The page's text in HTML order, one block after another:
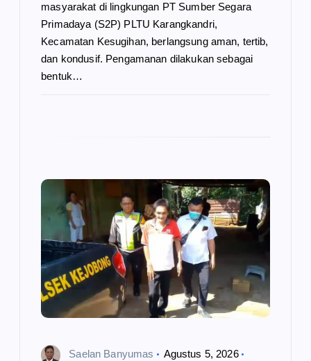
masyarakat di lingkungan PT Sumber Segara
Primadaya (S2P) PLTU Karangkandri,
Kecamatan Kesugihan, berlangsung aman, tertib,
dan kondusif. Pengamanan dilakukan sebagai
bentuk…
Saelan Banyumas
Agustus 5, 2026